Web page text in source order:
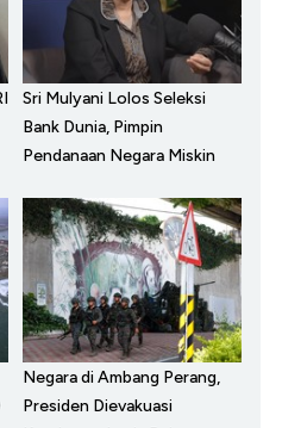
Sri Mulyani Lolos Seleksi
Bank Dunia, Pimpin
Pendanaan Negara Miskin
Negara di Ambang Perang,
Presiden Dievakuasi